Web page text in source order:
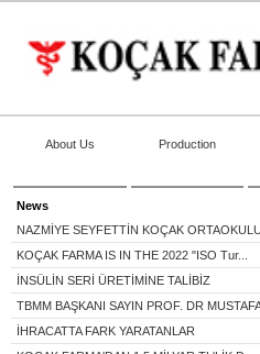
About Us Production
News
NAZMİYE SEYFETTİN KOÇAK ORTAOKULU
KOÇAK FARMA IS IN THE 2022 "ISO Tur...
İNSÜLİN SERİ ÜRETİMİNE TALİBİZ
TBMM BAŞKANI SAYIN PROF. DR
İHRACATTA FARK YARATANLAR